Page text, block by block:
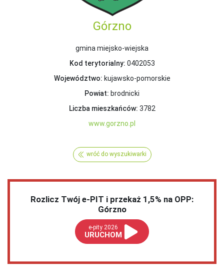
Górzno
gmina miejsko-wiejska
Kod terytorialny: 0402053
Województwo: kujawsko-pomorskie
Powiat: brodnicki
Liczba mieszkańców: 3782
www.gorzno.pl
wróć do wyszukiwarki
Rozlicz Twój e-PIT i przekaż 1,5% na OPP:
Górzno
e-pity 2026
URUCHOM